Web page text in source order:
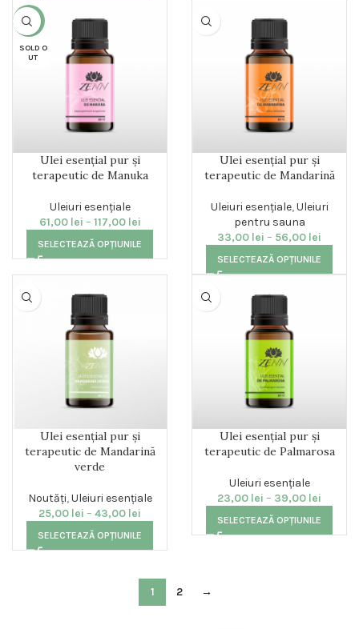
-14%
SOLD O
UT
Ulei esențial pur și
terapeutic de Manuka
Uleiuri esențiale
61,00 lei – 117,00 lei
SELECTEAZĂ OPȚIUNILE
Ulei esențial pur și
terapeutic de Mandarină
Uleiuri esențiale,Uleiuri
pentru sauna
33,00 lei – 56,00 lei
SELECTEAZĂ OPȚIUNILE
Ulei esențial pur și
terapeutic de Mandarină
verde
Noutăți,Uleiuri esențiale
25,00 lei – 43,00 lei
SELECTEAZĂ OPȚIUNILE
Ulei esențial pur și
terapeutic de Palmarosa
Uleiuri esențiale
23,00 lei – 39,00 lei
SELECTEAZĂ OPȚIUNILE
1 2 →